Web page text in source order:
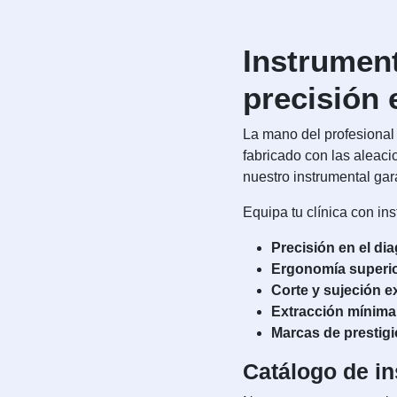
precisión
La mano del
fabricado con las
nuestro instrumental
Equipa tu clínica con
Precisión en el
Ergonomía
Corte y sujeción
Extracción
Marcas de
Catálogo de